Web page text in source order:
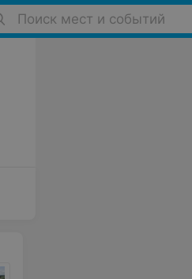
Поиск мест и событий